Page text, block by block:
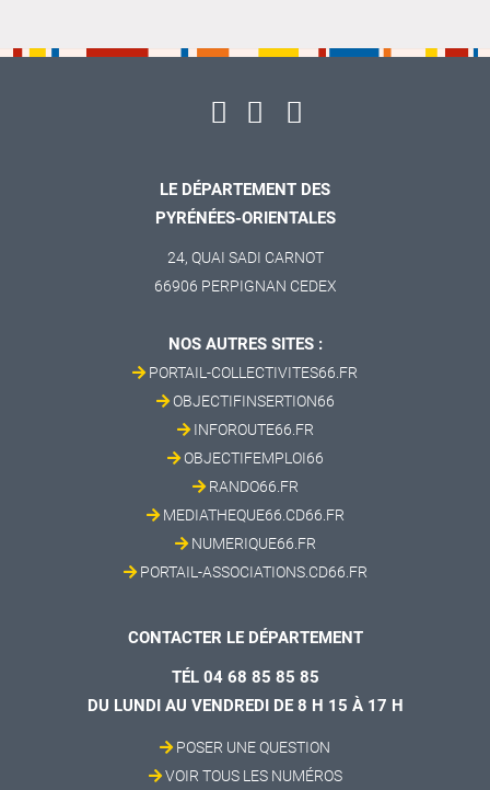
LE DÉPARTEMENT DES
PYRÉNÉES-ORIENTALES
24, QUAI SADI CARNOT
66906 PERPIGNAN CEDEX
NOS AUTRES SITES :
PORTAIL-COLLECTIVITES66.FR
OBJECTIFINSERTION66
INFOROUTE66.FR
OBJECTIFEMPLOI66
RANDO66.FR
MEDIATHEQUE66.CD66.FR
NUMERIQUE66.FR
PORTAIL-ASSOCIATIONS.CD66.FR
CONTACTER LE DÉPARTEMENT
TÉL 04 68 85 85 85
DU LUNDI AU VENDREDI DE 8 H 15 À 17 H
POSER UNE QUESTION
VOIR TOUS LES NUMÉROS